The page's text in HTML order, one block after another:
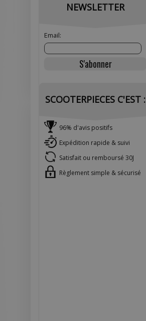
NEWSLETTER
Email:
SCOOTERPIECES C'EST :
96% d'avis positifs
Expédition rapide & suivi
Satisfait ou remboursé 30J
Règlement simple & sécurisé